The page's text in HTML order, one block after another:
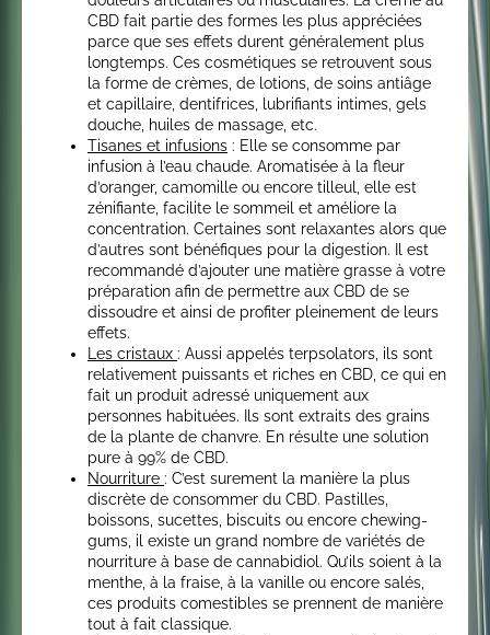
CBD fait partie des formes les plus appréciées
parce que ses effets durent généralement plus
longtemps. Ces cosmétiques se retrouvent sous
la forme de crèmes, de lotions, de soins antiâge
et capillaire, dentifrices, lubrifiants intimes, gels
douche, huiles de massage, etc.
Tisanes et infusions : Elle se consomme par
infusion à l’eau chaude. Aromatisée à la fleur
d’oranger, camomille ou encore tilleul, elle est
zénifiante, facilite le sommeil et améliore la
concentration. Certaines sont relaxantes alors que
d’autres sont bénéfiques pour la digestion. Il est
recommandé d’ajouter une matière grasse à votre
préparation afin de permettre aux CBD de se
dissoudre et ainsi de profiter pleinement de leurs
effets.
Les cristaux : Aussi appelés terpsolators, ils sont
relativement puissants et riches en CBD, ce qui en
fait un produit adressé uniquement aux
personnes habituées. Ils sont extraits des grains
de la plante de chanvre. En résulte une solution
pure à 99% de CBD.
Nourriture : C’est surement la manière la plus
discrète de consommer du CBD. Pastilles,
boissons, sucettes, biscuits ou encore chewing-
gums, il existe un grand nombre de variétés de
nourriture à base de cannabidiol. Qu’ils soient à la
menthe, à la fraise, à la vanille ou encore salés,
ces produits comestibles se prennent de manière
tout à fait classique.